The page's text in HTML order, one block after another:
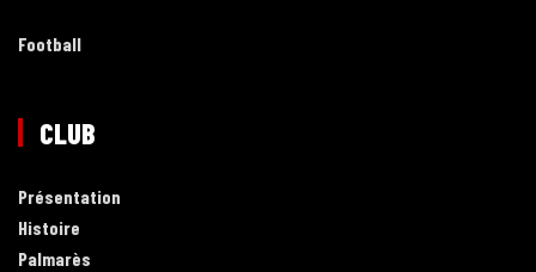
Football
CLUB
Présentation
Histoire
Palmarès